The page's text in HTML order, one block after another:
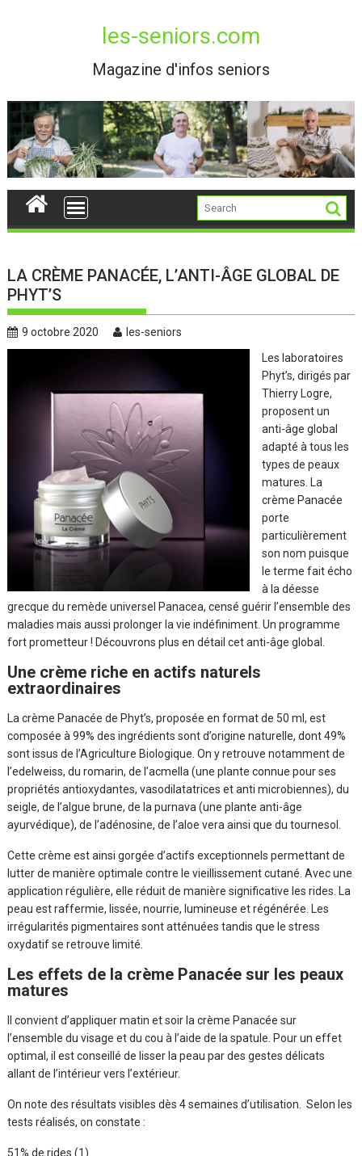
les-seniors.com
Magazine d'infos seniors
LA CRÈME PANACÉE, L’ANTI-ÂGE GLOBAL DE
PHYT’S
9 octobre 2020
les-seniors
Les laboratoires
Phyt’s, dirigés par
Thierry Logre,
proposent un
anti-âge global
adapté à tous les
types de peaux
matures. La
crème Panacée
porte
particulièrement
son nom puisque
le terme fait écho
à la déesse
grecque du remède universel Panacea, censé guérir l’ensemble des
maladies mais aussi prolonger la vie indéfiniment. Un programme
fort prometteur ! Découvrons plus en détail cet anti-âge global.
Une crème riche en actifs naturels
extraordinaires
La crème Panacée de Phyt’s, proposée en format de 50 ml, est
composée à 99% des ingrédients sont d’origine naturelle, dont 49%
sont issus de l’Agriculture Biologique. On y retrouve notamment de
l’edelweiss, du romarin, de l’acmella (une plante connue pour ses
propriétés antioxydantes, vasodilatatrices et anti microbiennes), du
seigle, de l’algue brune, de la purnava (une plante anti-âge
ayurvédique), de l’adénosine, de l’aloe vera ainsi que du tournesol.
Cette crème est ainsi gorgée d’actifs exceptionnels permettant de
lutter de manière optimale contre le vieillissement cutané. Avec une
application régulière, elle réduit de manière significative les rides. La
peau est raffermie, lissée, nourrie, lumineuse et régénérée. Les
irrégularités pigmentaires sont atténuées tandis que le stress
oxydatif se retrouve limité.
Les effets de la crème Panacée sur les peaux
matures
Il convient d’appliquer matin et soir la crème Panacée sur
l’ensemble duvisage et du cou à l’aide de la spatule. Pour un effet
optimal, il est conseillé de lisser la peau par des gestes délicats
allant de l’intérieur vers l’extérieur.
On note des résultats visibles dès 4 semaines d’utilisation. Selon les
tests réalisés, on constate :
51% de rides (1)